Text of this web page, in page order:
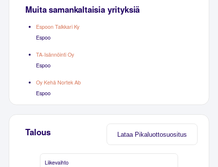
Muita samankaltaisia yrityksiä
Espoon Talkkari Ky
Espoo
TA-Isännöinti Oy
Espoo
Oy Kehä Nortek Ab
Espoo
Lataa Pikaluottosuositus
Talous
Liikevaihto